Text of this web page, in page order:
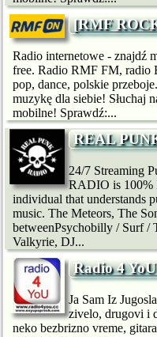
[RMF
Radio internetowe - znajdź
free. Radio RMF FM, radio
pop, dance, polskie
muzykę dla siebie! Słuchaj
mobilne! Sprawdź:...
REAL
24/7 Streaming
RADIO is 100%
individual that understands
music. The Meteors, The
betweenPsychobilly / Surf /
Valkyrie, DJ...
Radio 4
Ja Sam Iz
zivelo, drugovi i
neko bezbrizno vreme,